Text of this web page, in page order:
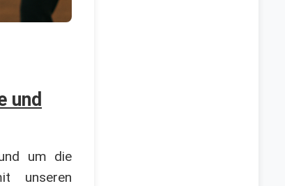
und
um die
unseren